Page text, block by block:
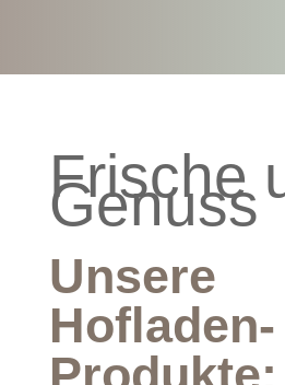
Frische
Genuss
Unsere
Hofladen-